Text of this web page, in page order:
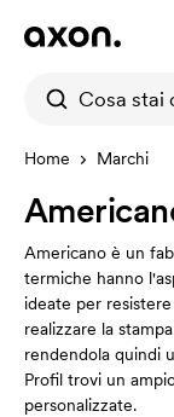
Home Marchi
Americano è un
termiche hanno
ideate per
realizzare la
rendendola quindi
Profil trovi un
personalizzate.